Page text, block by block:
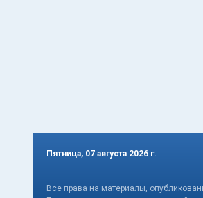
Пятница, 07 августа 2026 г.
Все права на материалы,